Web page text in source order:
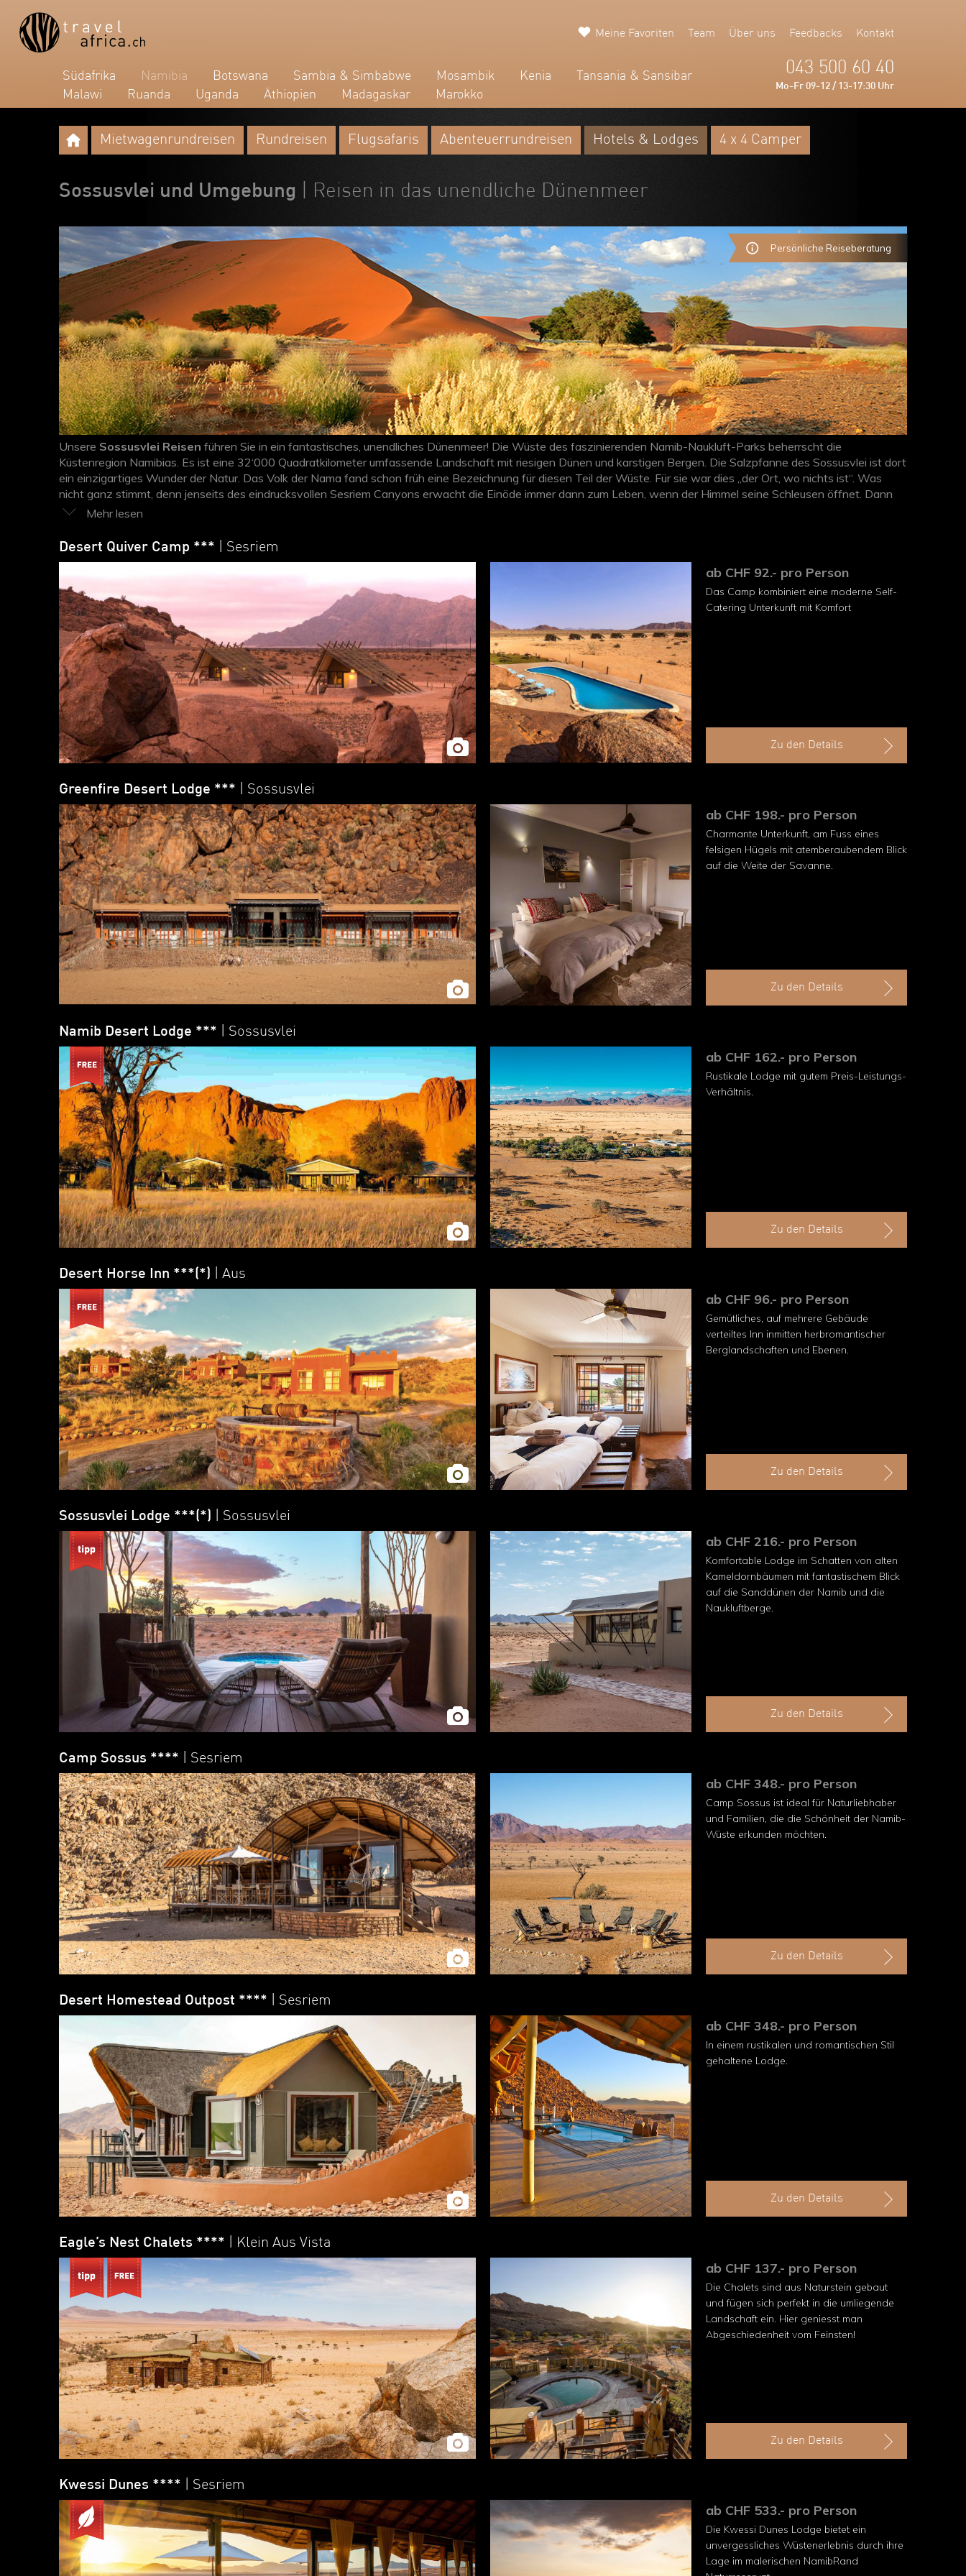
Südafrika Namibia Botswana Sambia & Simbabwe Mosambik Kenia
Tansania & Sansibar
Malawi
Ruanda Uganda Äthiopien Madagaskar Marokko
Meine Favoriten Team Über uns Feedbacks Kontakt
043 500 60 40
Mo-Fr 09-12 / 13-17:30 Uhr
Mietwagenrundreisen Rundreisen Flugsafaris Abenteuerrundreisen Hotels & Lodges 4 x 4 Camper
Sossusvlei und Umgebung | Reisen in das unendliche Dünenmeer
Persönliche Reiseberatung
Unsere Sossusvlei Reisen führen Sie in ein fantastisches, unendliches Dünenmeer! Die Wüste des faszinierenden Namib-Naukluft-Parks beherrscht die
Küstenregion Namibias. Es ist eine 32‘000 Quadratkilometer umfassende Landschaft mit riesigen Dünen und karstigen Bergen. Die Salzpfanne des Sossusvlei ist dort
ein einzigartiges Wunder der Natur. Das Volk der Nama fand schon früh eine Bezeichnung für diesen Teil der Wüste. Für sie war dies „der Ort, wo nichts ist“. Was
nicht ganz stimmt, denn jenseits des eindrucksvollen Sesriem Canyons erwacht die Einöde immer dann zum Leben, wenn der Himmel seine Schleusen öffnet. Dann
blüht die Wüste – und die kleinen und grossen Bewohner des Sossusvlei atmen auf. Wo die Asphaltstrasse endet, gibt es einen Shuttle-Service zum spektakulären
Desert Quiver Camp ***
| Sesriem
ab CHF 92.- pro Person
Das Camp kombiniert eine moderne Self-
Catering Unterkunft mit Komfort
Zu den Details
Greenfire Desert Lodge *** | Sossusvlei
ab CHF 198.- pro Person
Charmante Unterkunft, am Fuss eines
felsigen Hügels mit atemberaubendem Blick
auf die Weite der Savanne.
Zu den Details
Namib Desert Lodge *** | Sossusvlei
ab CHF 162.- pro Person
Rustikale Lodge mit gutem Preis-Leistungs-
Verhältnis.
Zu den Details
Desert Horse Inn ***(*) | Aus
ab CHF 96.- pro Person
Gemütliches, auf mehrere Gebäude
verteiltes Inn inmitten herbromantischer
Berglandschaften und Ebenen.
Zu den Details
Sossusvlei Lodge ***(*) | Sossusvlei
ab CHF 216.- pro Person
Komfortable Lodge im Schatten von alten
Kameldornbäumen mit fantastischem Blick
auf die Sanddünen der Namib und die
Naukluftberge.
Zu den Details
Camp Sossus **** | Sesriem
ab CHF 348.- pro Person
Camp Sossus ist ideal für Naturliebhaber
und Familien, die die Schönheit der Namib-
Wüste erkunden möchten.
Zu den Details
Desert Homestead Outpost **** | Sesriem
ab CHF 348.- pro Person
In einem rustikalen und romantischen Stil
gehaltene Lodge.
Zu den Details
Eagle’s Nest Chalets **** | Klein Aus Vista
ab CHF 137.- pro Person
Die Chalets sind aus Naturstein gebaut
und fügen sich perfekt in die um­liegende
Landschaft ein. Hier geniesst man
Abgeschiedenheit vom Feins­ten!
Zu den Details
Kwessi Dunes **** | Sesriem
ab CHF 533.- pro Person
Die Kwessi Dunes Lodge bietet ein
unvergessliches Wüstenerlebnis durch ihre
Lage im malerischen NamibRand